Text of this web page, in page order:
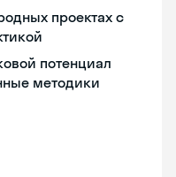
проектах с
потенциал
методики